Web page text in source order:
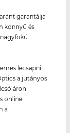
garantálja
könnyű és
lecsapni
a jutányos
áron
online
a